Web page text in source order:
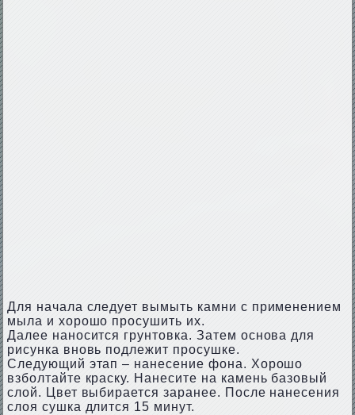
Для начала следует вымыть камни с применением
мыла и хорошо просушить их.
Далее наносится грунтовка. Затем основа для
рисунка вновь подлежит просушке.
Следующий этап – нанесение фона. Хорошо
взболтайте краску. Нанесите на камень базовый
слой. Цвет выбирается заранее. После нанесения
слоя сушка длится 15 минут.